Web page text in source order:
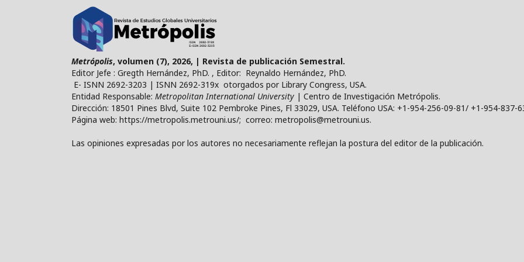
Metrópolis, volumen (7), 2026, | Revista de publicación Semestral.
Editor Jefe : Gregth Hernández, PhD. , Editor: Reynaldo Hernández, PhD.
E- ISNN 2692-3203 | ISNN 2692-319x otorgados por Library Congress, USA.
Entidad Responsable: Metropolitan International University | Centro de Investigación Metrópolis.
Dirección: 18501 Pines Blvd, Suite 102 Pembroke Pines, Fl 33029, USA. Teléfono USA: +1-954-256-09-81/ +1-954-837-
Página web: https://metropolis.metrouni.us/; correo: metropolis@metrouni.us.
Las opiniones expresadas por los autores no necesariamente reflejan la postura del editor de la publicación.